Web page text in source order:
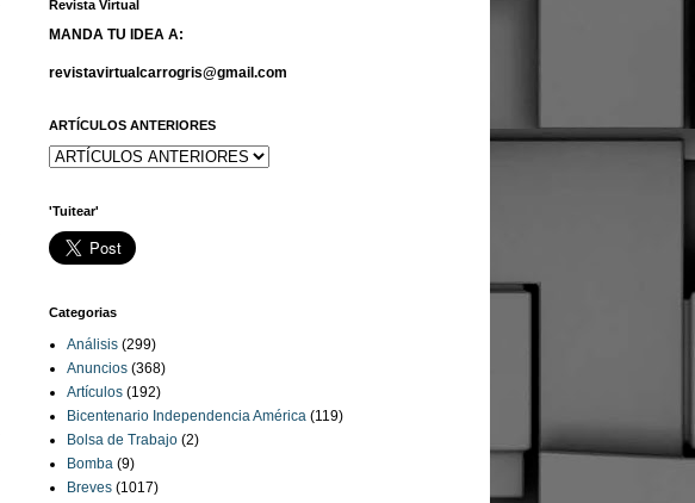
Revista Virtual
MANDA TU IDEA A:
revistavirtualcarrogris@gmail.com
ARTÍCULOS ANTERIORES
'Tuitear'
Categorias
Análisis (299)
Anuncios (368)
Artículos (192)
Bicentenario Independencia América (119)
Bolsa de Trabajo (2)
Bomba (9)
Breves (1017)